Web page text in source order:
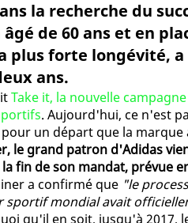
la recherche du
de 60 ans et en
plus forte longévité, a
ans.
Take it, la nouvelle
. Aujourd'hui, ce n'est
un départ que la marque
le grand patron d'Adidas
fin de son mandat, prévue
a confirmé que "le
sportif mondial avait
qu'il en soit, jusqu'à 2017,